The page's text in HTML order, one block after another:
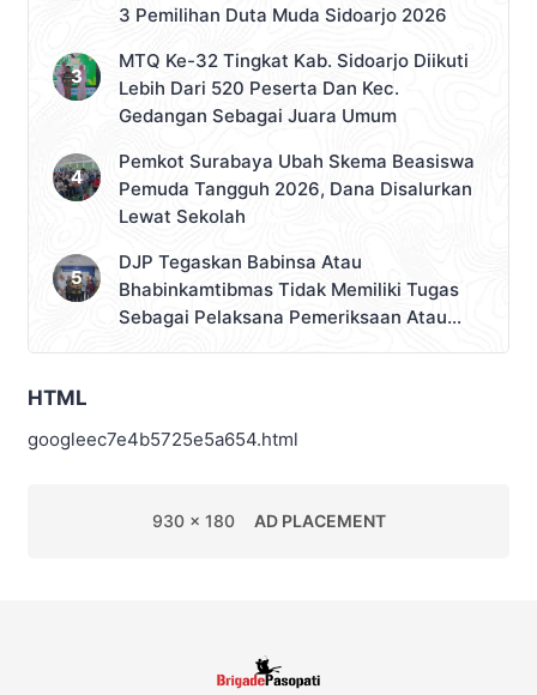
3 Pemilihan Duta Muda Sidoarjo 2026
MTQ Ke-32 Tingkat Kab. Sidoarjo Diikuti
Lebih Dari 520 Peserta Dan Kec.
Gedangan Sebagai Juara Umum
Pemkot Surabaya Ubah Skema Beasiswa
Pemuda Tangguh 2026, Dana Disalurkan
Lewat Sekolah
DJP Tegaskan Babinsa Atau
Bhabinkamtibmas Tidak Memiliki Tugas
Sebagai Pelaksana Pemeriksaan Atau
HTML
googleec7e4b5725e5a654.html
930 x 180 AD PLACEMENT